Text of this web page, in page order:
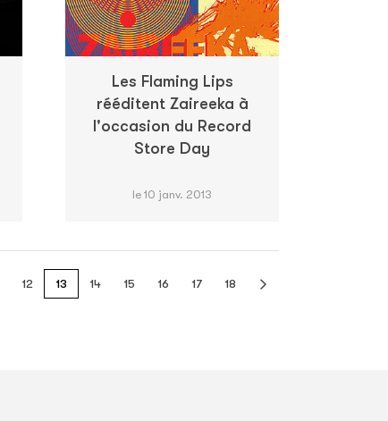
Les Flaming Lips
rééditent Zaireeka à
l'occasion du Record
Store Day
le 10 janv. 2013
12 13 14 15 16 17 18